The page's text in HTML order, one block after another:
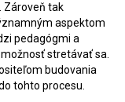
Zároveň tak
aspektom
pedagógmi a
stretávať sa.
budovania
tohto procesu.